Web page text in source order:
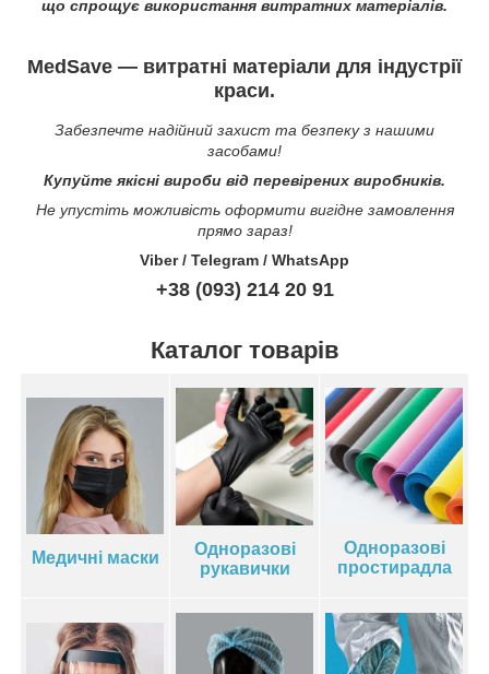
що спрощує використання витратних матеріалів.
MedSave — витратні матеріали для індустрії
краси.
Забезпечте надійний захист та безпеку з нашими
засобами!
Купуйте якісні вироби від перевірених виробників.
Не упустіть можливість оформити вигідне замовлення
прямо зараз!
Viber / Telegram / WhatsApp
+38 (093) 214 20 91
Каталог товарів
Медичні маски
Одноразові
рукавички
Одноразові
простирадла